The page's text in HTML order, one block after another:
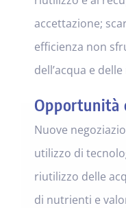
accettazione;
efficienza non
dell’acqua e
Opportunità
Nuove
utilizzo di
riutilizzo delle
di nutrienti e